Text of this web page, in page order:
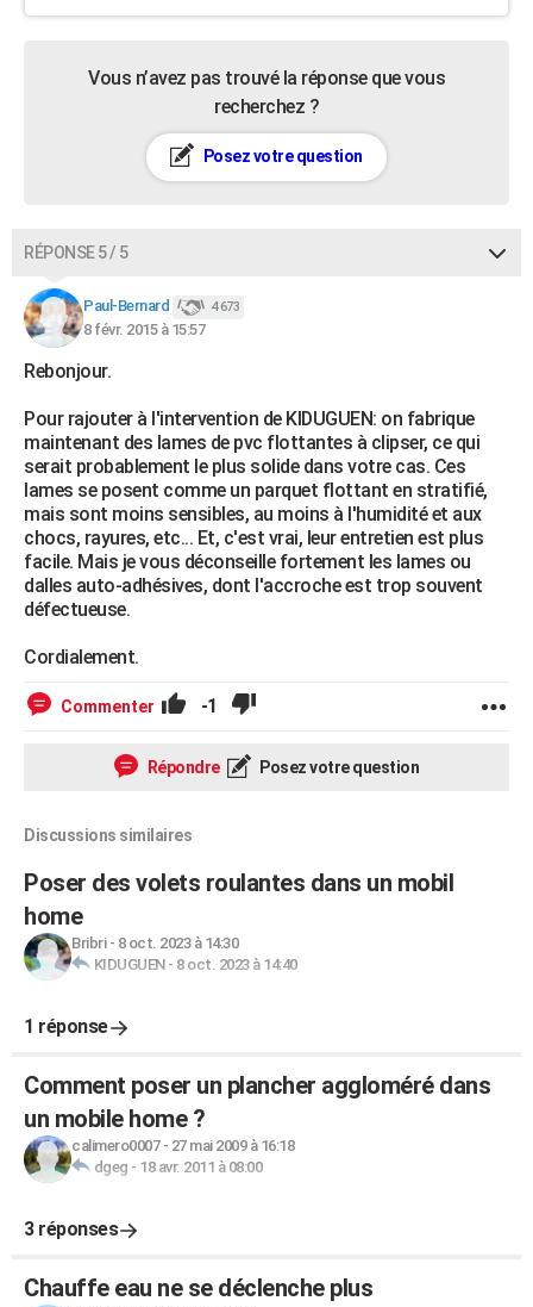
Vous n’avez pas trouvé la réponse que vous
recherchez ?
Posez votre question
RÉPONSE 5 / 5
Paul-Bernard 4 673
8 févr. 2015 à 15:57
Rebonjour.
Pour rajouter à l'intervention de KIDUGUEN: on fabrique
maintenant des lames de pvc flottantes à clipser, ce qui
serait probablement le plus solide dans votre cas. Ces
lames se posent comme un parquet flottant en stratifié,
mais sont moins sensibles, au moins à l'humidité et aux
chocs, rayures, etc... Et, c'est vrai, leur entretien est plus
facile. Mais je vous déconseille fortement les lames ou
dalles auto-adhésives, dont l'accroche est trop souvent
défectueuse.
Cordialement.
Commenter -1
Répondre Posez votre question
Discussions similaires
Poser des volets roulantes dans un mobil
home
Bribri- 8 oct. 2023 à 14:30
KIDUGUEN- 8 oct. 2023 à 14:40
1 réponse
Comment poser un plancher aggloméré dans
un mobile home ?
calimero0007- 27 mai 2009 à 16:18
dgeg - 18 avr. 2011 à 08:00
3 réponses
Chauffe eau ne se déclenche plus